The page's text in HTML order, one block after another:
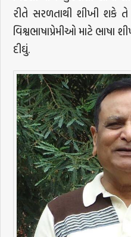
રીતે સરળતાથી શીખી શકે
વિશ્વભાષાપ્રેમીઓ માટે ભાષા
દીઘું.